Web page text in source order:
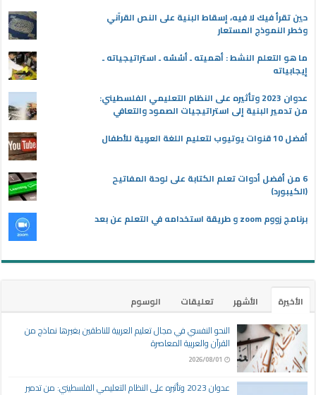
حين تقرأ فيك لا فيه، إسقاط البنية على النص القرآني
وخطر النموذج المستعار
ما هو التعلم النشط : أهميته ـ أسُسُه ـ استراتيجياته ـ
إيجابياته
عدوان 2023 وتأثيره على النظام التعليمي الفلسطيني:
من تدمير البنية إلى استراتيجيات الصمود والتعافي
أفضل 10 قنوات يوتيوب لتعليم اللغة العربية للأطفال
6 من أفضل أدوات تعلم الكتابة على لوحة المفاتيح
(الكيبورد)
برنامج زووم zoom و طريقة استخدامه في التعلم عن بعد
الأخيرة الأشهر تعليقات
الوسوم
النحو النفسي في مجال تعليم العربية للناطقين بغيرها نماذج من
القرآن والعربية المعاصرة
2026/08/01
عدوان 2023 وتأثيره على النظام التعليمي الفلسطيني: من تدمير